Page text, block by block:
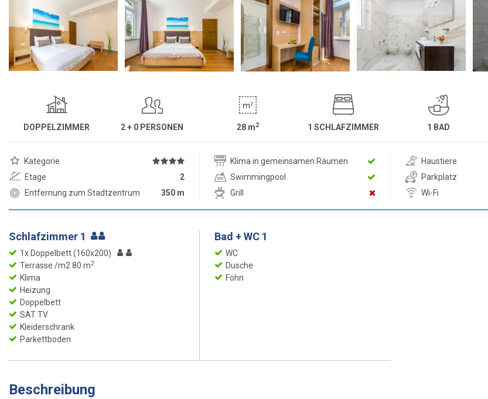
DOPPELZIMMER 2 + 0 PERSONEN 28 m2 1 SCHLAFZIMMER 1 BAD
Kategorie Klima in gemeinsamen Räumen
Haustiere
Etage
2 Swimmingpool
Parkplatz
Entfernung zum Stadtzentrum
350 m Grill Wi-Fi
Schlafzimmer 1
1x Doppelbett (160x200)
Terrasse /m2 80 m2
Klima
Heizung
Doppelbett
SAT TV
Kleiderschrank
Parkettboden
Bad + WC 1
WC
Dusche
Föhn
Beschreibung